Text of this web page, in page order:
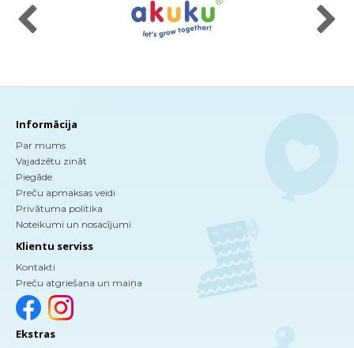
Informācija
Par mums
Vajadzētu zināt
Piegāde
Preču apmaksas veidi
Privātuma politika
Noteikumi un nosacījumi
Klientu serviss
Kontakti
Preču atgriešana un maiņa
Ekstras